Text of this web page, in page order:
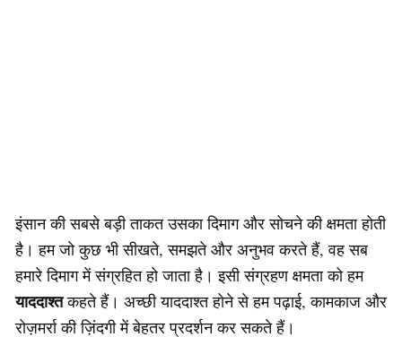
इंसान की सबसे बड़ी ताकत उसका दिमाग और सोचने की क्षमता होती
है। हम जो कुछ भी सीखते, समझते और अनुभव करते हैं, वह सब
हमारे दिमाग में संग्रहित हो जाता है। इसी संग्रहण क्षमता को हम
याददाश्तकहते हैं। अच्छी याददाश्त होने से हम पढ़ाई, कामकाज और
रोज़मर्रा की ज़िंदगी में बेहतर प्रदर्शन कर सकते हैं।